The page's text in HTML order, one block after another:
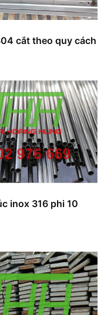
cắt theo quy cách
inox 316 phi 10